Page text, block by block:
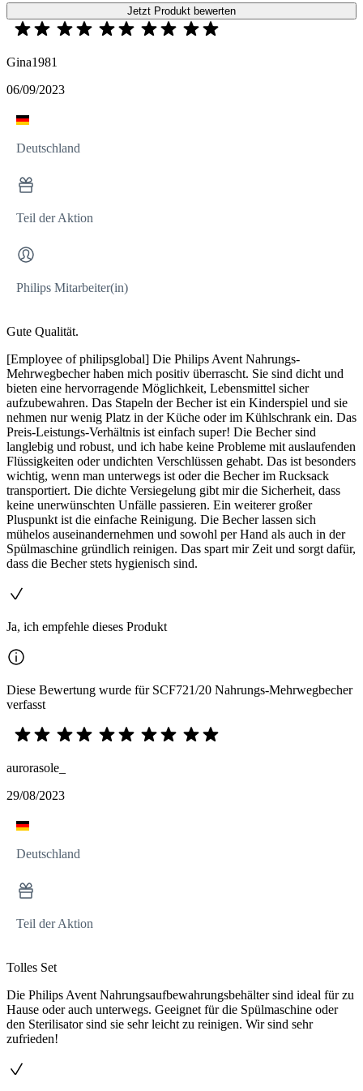
Jetzt Produkt bewerten
Gina1981
06/09/2023
Deutschland
Teil der Aktion
Philips Mitarbeiter(in)
Gute Qualität.
[Employee of philipsglobal] Die Philips Avent Nahrungs-
Mehrwegbecher haben mich positiv überrascht. Sie sind dicht und
bieten eine hervorragende Möglichkeit, Lebensmittel sicher
aufzubewahren. Das Stapeln der Becher ist ein Kinderspiel und sie
nehmen nur wenig Platz in der Küche oder im Kühlschrank ein. Das
Preis-Leistungs-Verhältnis ist einfach super! Die Becher sind
langlebig und robust, und ich habe keine Probleme mit auslaufenden
Flüssigkeiten oder undichten Verschlüssen gehabt. Das ist besonders
wichtig, wenn man unterwegs ist oder die Becher im Rucksack
transportiert. Die dichte Versiegelung gibt mir die Sicherheit, dass
keine unerwünschten Unfälle passieren. Ein weiterer großer
Pluspunkt ist die einfache Reinigung. Die Becher lassen sich
mühelos auseinandernehmen und sowohl per Hand als auch in der
Spülmaschine gründlich reinigen. Das spart mir Zeit und sorgt dafür,
dass die Becher stets hygienisch sind.
Ja, ich empfehle dieses Produkt
Diese Bewertung wurde für SCF721/20 Nahrungs-Mehrwegbecher
verfasst
aurorasole_
29/08/2023
Deutschland
Teil der Aktion
Tolles Set
Die Philips Avent Nahrungsaufbewahrungsbehälter sind ideal für zu
Hause oder auch unterwegs. Geeignet für die Spülmaschine oder
den Sterilisator sind sie sehr leicht zu reinigen. Wir sind sehr
zufrieden!